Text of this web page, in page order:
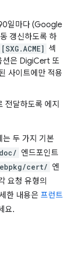
일마다 (Google
갱신하도록 하
[SXG.ACME] 섹
션은 DigiCert 또
사이트에만 적용
전달하도록 에지
는 두 가지 기본
엔드포인트
cert/ 엔
요청 유형의
한 내용은 프런트
요.